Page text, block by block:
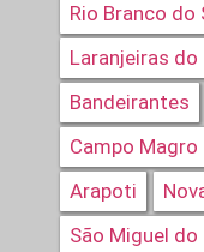
Rio Branco do
Laranjeiras do
Bandeirantes
Campo Magro
Arapoti
São Miguel do